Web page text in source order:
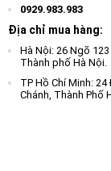
0929.983.983
Địa chỉ mua hàng:
Hà Nội: 26 Ngõ
Thành phố Hà Nội.
TP Hồ Chí Minh:
Chánh, Thành Phố